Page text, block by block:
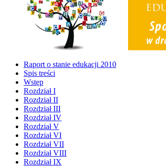
Raport o stanie edukacji 2010
Spis treści
Wstęp
Rozdział I
Rozdział II
Rozdział III
Rozdział IV
Rozdział V
Rozdział VI
Rozdział VII
Rozdział VIII
Rozdział IX